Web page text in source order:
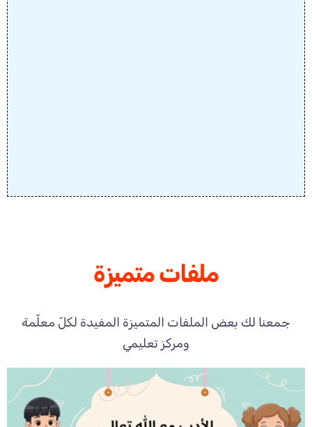
ملفات متميزة
جمعنا لك بعض الملفات المتميزة المفيدة لكلّ معلّمة
ومركز تعليمي